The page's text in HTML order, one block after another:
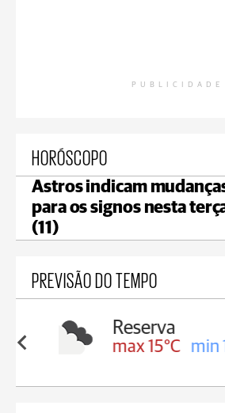
PUBLICIDADE
HORÓSCOPO
Astros indicam
para os signos nesta
(11)
PREVISÃO DO TEMPO
15°C
Irati
max 11°C